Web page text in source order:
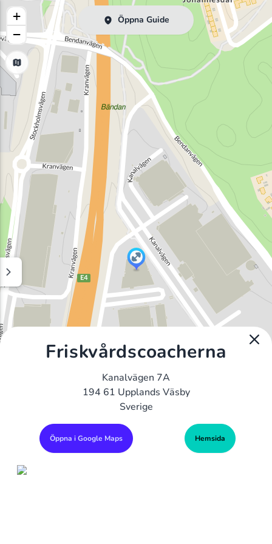
Öppna Guide
+
−
Friskvårdscoacherna
Kanalvägen 7A
194 61 Upplands Väsby
Sverige
Öppna i Google Maps Hemsida